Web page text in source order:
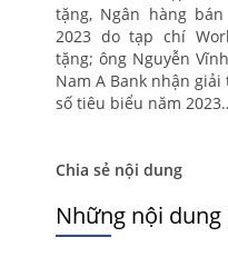
tặng, Ngân hàng
2023 do tạp chí
tặng; ông Nguyễn
Nam A Bank nhận
số tiêu biểu năm
Chia sẻ nội dung
Những nội dung